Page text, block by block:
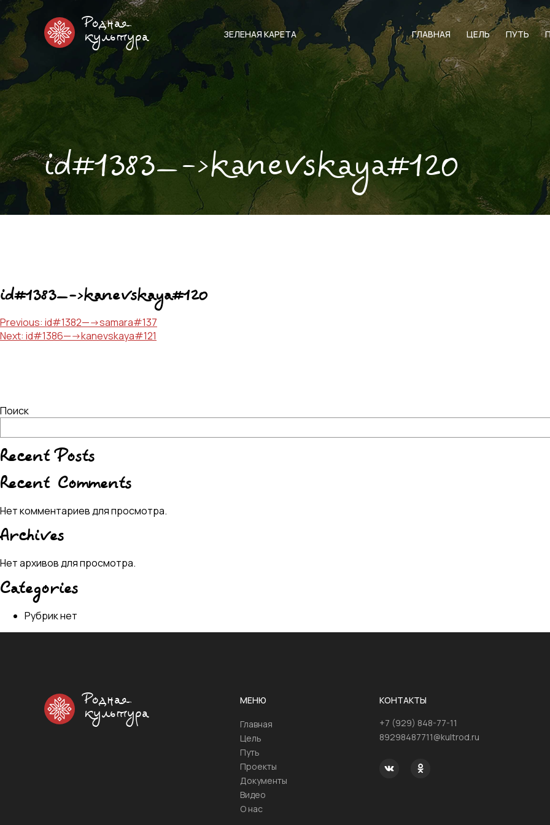
Родная
культура
ЗЕЛЕНАЯ КАРЕТА ГЛАВНАЯ ЦЕЛЬ ПУТЬ
id#1383—->kanevskaya#120
id#1383—->kanevskaya#120
Навигация
по
Previous: id#1382—->samara#137
Next: id#1386—->kanevskaya#121
Поиск
Recent Posts
Recent Comments
Нет комментариев для просмотра.
Archives
Нет архивов для просмотра.
Categories
Рубрик нет
Родная
культура
МЕНЮ
Главная
Цель
Путь
Проекты
Документы
Видео
О нас
КОНТАКТЫ
+7 (929) 848-77-11
89298487711@kultrod.ru